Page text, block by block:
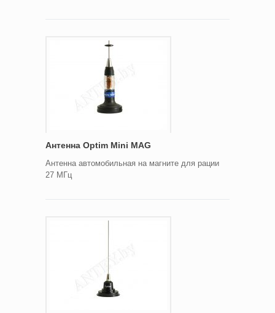
Антенна Optim Mini MAG
Антенна автомобильная на магните для рации
27 МГц